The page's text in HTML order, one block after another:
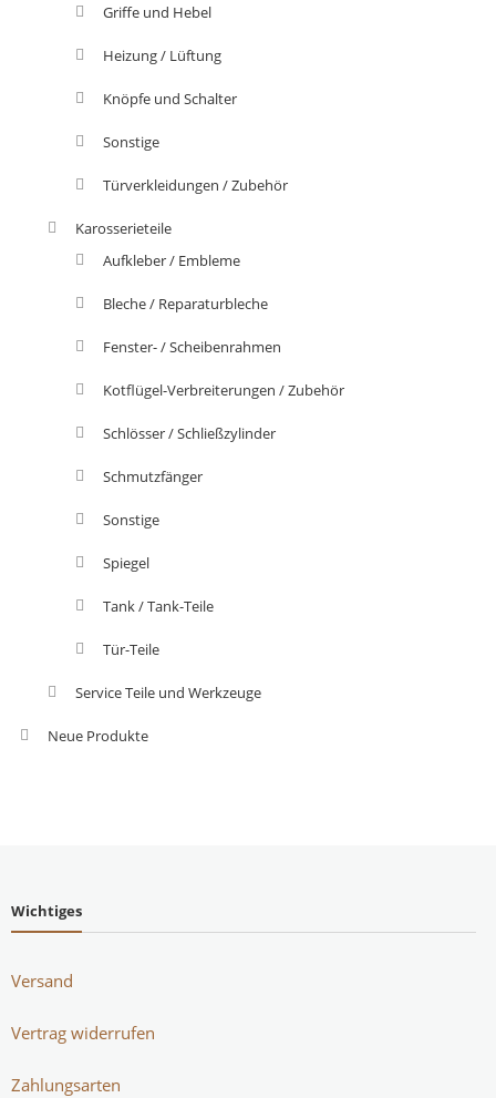
Griffe und Hebel
Heizung / Lüftung
Knöpfe und Schalter
Sonstige
Türverkleidungen / Zubehör
Karosserieteile
Aufkleber / Embleme
Bleche / Reparaturbleche
Fenster- / Scheibenrahmen
Kotflügel-Verbreiterungen / Zubehör
Schlösser / Schließzylinder
Schmutzfänger
Sonstige
Spiegel
Tank / Tank-Teile
Tür-Teile
Service Teile und Werkzeuge
Neue Produkte
Wichtiges
Versand
Vertrag widerrufen
Zahlungsarten